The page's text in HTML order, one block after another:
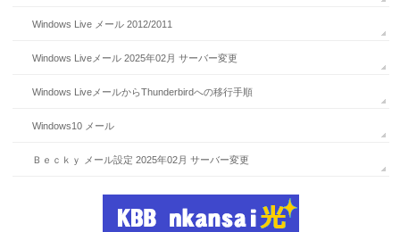
Windows Live メール 2012/2011
Windows Liveメール 2025年02月 サーバー変更
Windows LiveメールからThunderbirdへの移行手順
Windows10 メール
Ｂｅｃｋｙ メール設定 2025年02月 サーバー変更